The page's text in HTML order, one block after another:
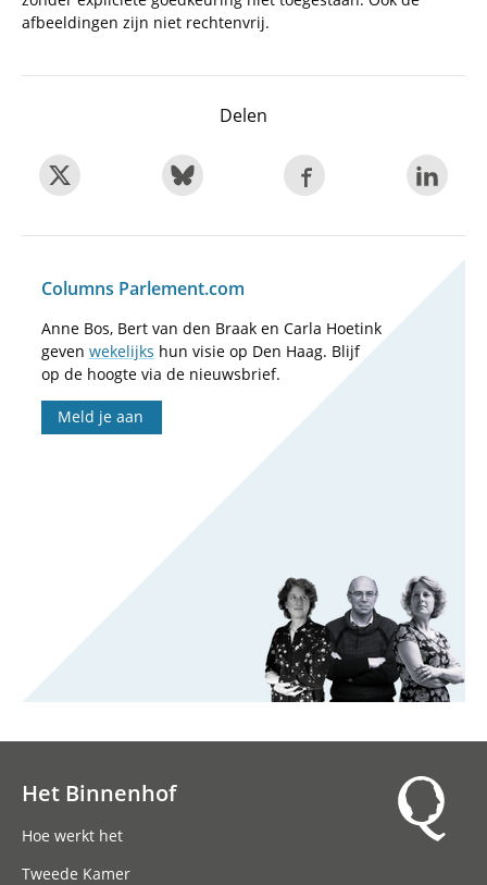
afbeeldingen zijn niet rechtenvrij.
Delen
Columns Parlement.com
Anne Bos, Bert van den Braak en Carla Hoetink
geven wekelijks hun visie op Den Haag. Blijf
op de hoogte via de nieuwsbrief.
Meld je aan
Het Binnenhof
Hoe werkt het
Tweede Kamer